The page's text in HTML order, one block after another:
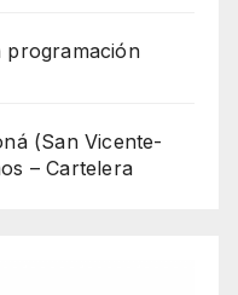
programación
(San Vicente-
– Cartelera